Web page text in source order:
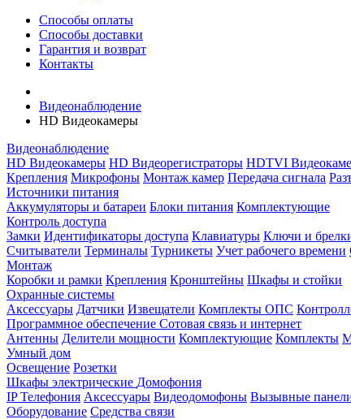
Способы оплаты
Способы доставки
Гарантия и возврат
Контакты
Видеонаблюдение
HD Видеокамеры
Видеонаблюдение
HD Видеокамеры HD Видеорегистраторы HDTVI
Крепления Микрофоны Монтаж камер Передача сигнала
Источники питания
Аккумуляторы и батареи Блоки питания Комплектующие
Контроль доступа
Замки Идентификаторы доступа Клавиатуры Ключи и
Считыватели Терминалы Турникеты Учет рабочего времени
Монтаж
Коробки и рамки Крепления Кронштейны Шкафы и стойки
Охранные системы
Аксессуары Датчики Извещатели Комплекты ОПС
Программное обеспечение Сотовая связь и интернет
Антенны Делители мощности Комплектующие Комплекты
Умный дом
Освещение Розетки
Шкафы электрические Домофония
IP Телефония Аксессуары Видеодомофоны Вызывные
Оборудование Средства связи